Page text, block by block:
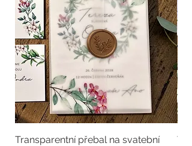
Transparentní přebal na svatební